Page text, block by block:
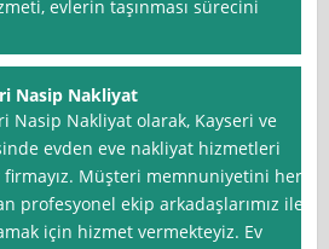
evlerin taşınması sürecini
Nasip Nakliyat
Nasip Nakliyat olarak, Kayseri ve
evden eve nakliyat hizmetleri
Müşteri memnuniyetini her
profesyonel ekip arkadaşlarımız ile
için hizmet vermekteyiz. Ev